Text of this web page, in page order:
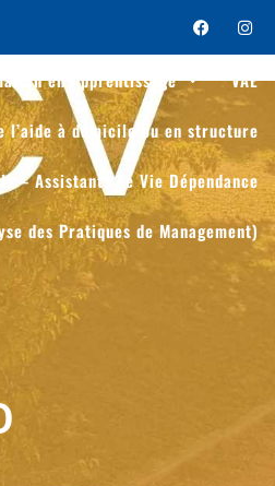
en Apprentissage VAE
l’aide à domicile ou en structure
– Assistants de Vie Dépendance
des Pratiques de Management)